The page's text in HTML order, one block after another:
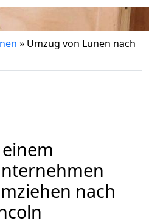
» Umzug von Lünen nach
nach